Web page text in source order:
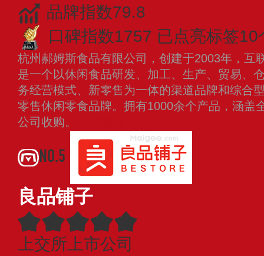
品牌指数79.8
口碑指数1757 已点亮标签10
杭州郝姆斯食品有限公司，创建于2003年，互
是一个以休闲食品研发、加工、生产、贸易、
务经营模式、新零售为一体的渠道品牌和综合
零售休闲零食品牌。拥有1000余个产品，涵盖
公司收购。
NO.5
良品铺子
上交所上市公司